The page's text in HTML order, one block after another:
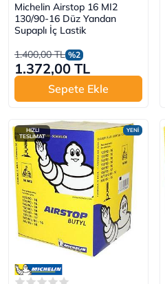
Michelin Airstop 16 MI2
130/90-16 Düz Yandan
Supaplı İç Lastik
1.400,00 TL %2
1.372,00 TL
Sepete Ekle
YENİ
HIZLI
TESLİMAT